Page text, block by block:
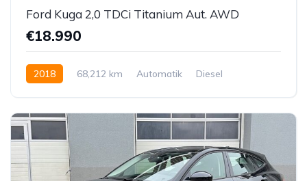
Ford Kuga 2,0 TDCi Titanium Aut. AWD
€18.990
2018 68,212 km Automatik
Diesel